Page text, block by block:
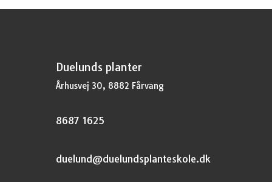
Duelunds planter
Århusvej 30, 8882 Fårvang
8687 1625
duelund@duelundsplanteskole.dk